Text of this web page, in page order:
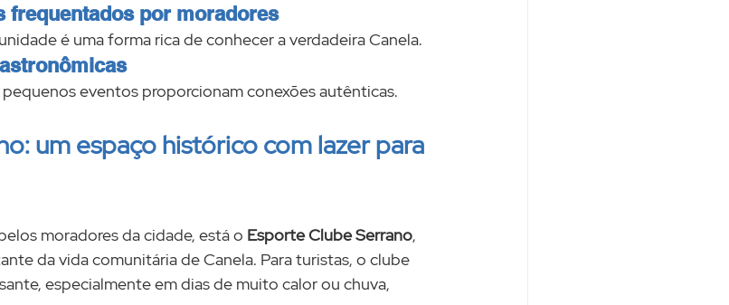
frequentados por moradores
é uma forma rica de conhecer a verdadeira Canela.
eventos proporcionam conexões autênticas.
um espaço histórico com lazer para
moradores da cidade, está o Esporte Clube Serrano,
da vida comunitária de Canela. Para turistas, o clube
especialmente em dias de muito calor ou chuva,